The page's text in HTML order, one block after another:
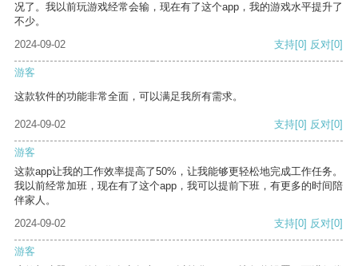
况了。我以前玩游戏经常会输，现在有了这个app，我的游戏水平提升了
不少。
2024-09-02
支持[0] 反对[0]
游客
这款软件的功能非常全面，可以满足我所有需求。
2024-09-02 支持[0] 反对[0]
游客
这款app让我的工作效率提高了50%，让我能够更轻松地完成工作任务。
我以前经常加班，现在有了这个app，我可以提前下班，有更多的时间陪
伴家人。
2024-09-02
支持[0] 反对[0]
游客